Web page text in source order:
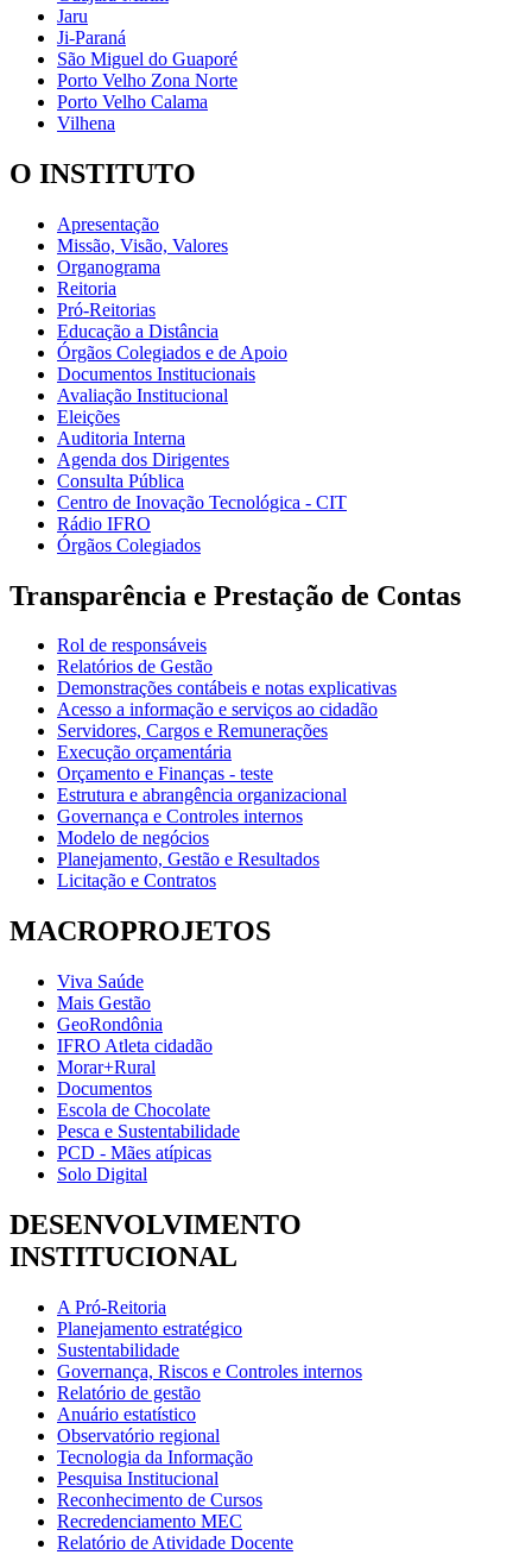
Jaru
Ji-Paraná
São Miguel do Guaporé
Porto Velho Zona Norte
Porto Velho Calama
Vilhena
O INSTITUTO
Apresentação
Missão, Visão, Valores
Organograma
Reitoria
Pró-Reitorias
Educação a Distância
Órgãos Colegiados e de Apoio
Documentos Institucionais
Avaliação Institucional
Eleições
Auditoria Interna
Agenda dos Dirigentes
Consulta Pública
Centro de Inovação Tecnológica - CIT
Rádio IFRO
Órgãos Colegiados
Transparência e Prestação de Contas
Rol de responsáveis
Relatórios de Gestão
Demonstrações contábeis e notas explicativas
Acesso a informação e serviços ao cidadão
Servidores, Cargos e Remunerações
Execução orçamentária
Orçamento e Finanças - teste
Estrutura e abrangência organizacional
Governança e Controles internos
Modelo de negócios
Planejamento, Gestão e Resultados
Licitação e Contratos
MACROPROJETOS
Viva Saúde
Mais Gestão
GeoRondônia
IFRO Atleta cidadão
Morar+Rural
Documentos
Escola de Chocolate
Pesca e Sustentabilidade
PCD - Mães atípicas
Solo Digital
DESENVOLVIMENTO
INSTITUCIONAL
A Pró-Reitoria
Planejamento estratégico
Sustentabilidade
Governança, Riscos e Controles internos
Relatório de gestão
Anuário estatístico
Observatório regional
Tecnologia da Informação
Pesquisa Institucional
Reconhecimento de Cursos
Recredenciamento MEC
Relatório de Atividade Docente